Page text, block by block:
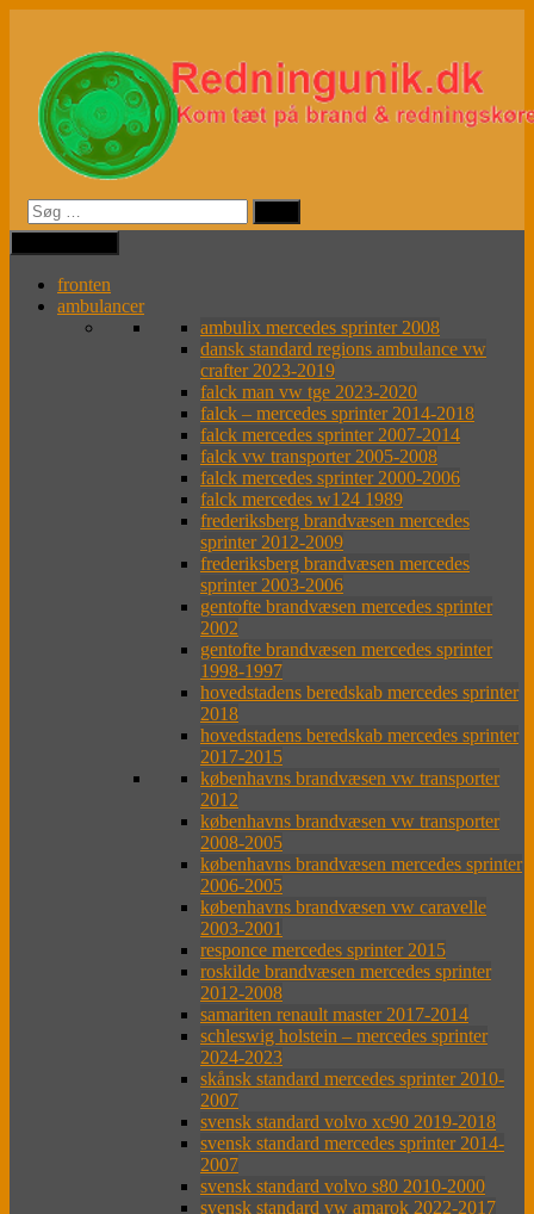
indhold
fronten
ambulancer
ambulix mercedes sprinter 2008
dansk standard regions ambulance vw
crafter 2023-2019
falck man vw tge 2023-2020
falck – mercedes sprinter 2014-2018
falck mercedes sprinter 2007-2014
falck vw transporter 2005-2008
falck mercedes sprinter 2000-2006
falck mercedes w124 1989
frederiksberg brandvæsen mercedes
sprinter 2012-2009
frederiksberg brandvæsen mercedes
sprinter 2003-2006
gentofte brandvæsen mercedes sprinter
2002
gentofte brandvæsen mercedes sprinter
1998-1997
hovedstadens beredskab mercedes sprinter
2018
hovedstadens beredskab mercedes sprinter
2017-2015
københavns brandvæsen vw transporter
2012
københavns brandvæsen vw transporter
2008-2005
københavns brandvæsen mercedes sprinter
2006-2005
københavns brandvæsen vw caravelle
2003-2001
responce mercedes sprinter 2015
roskilde brandvæsen mercedes sprinter
2012-2008
samariten renault master 2017-2014
schleswig holstein – mercedes sprinter
2024-2023
skånsk standard mercedes sprinter 2010-
2007
svensk standard volvo xc90 2019-2018
svensk standard mercedes sprinter 2014-
2007
svensk standard volvo s80 2010-2000
svensk standard vw amarok 2022-2017